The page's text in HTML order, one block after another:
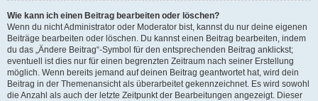
Wie kann ich einen Beitrag bearbeiten oder löschen?
Wenn du nicht Administrator oder Moderator bist, kannst du nur deine eigenen
Beiträge bearbeiten oder löschen. Du kannst einen Beitrag bearbeiten, indem
du das „Ändere Beitrag“-Symbol für den entsprechenden Beitrag anklickst;
eventuell ist dies nur für einen begrenzten Zeitraum nach seiner Erstellung
möglich. Wenn bereits jemand auf deinen Beitrag geantwortet hat, wird dein
Beitrag in der Themenansicht als überarbeitet gekennzeichnet. Es wird sowohl
die Anzahl als auch der letzte Zeitpunkt der Bearbeitungen angezeigt. Dieser